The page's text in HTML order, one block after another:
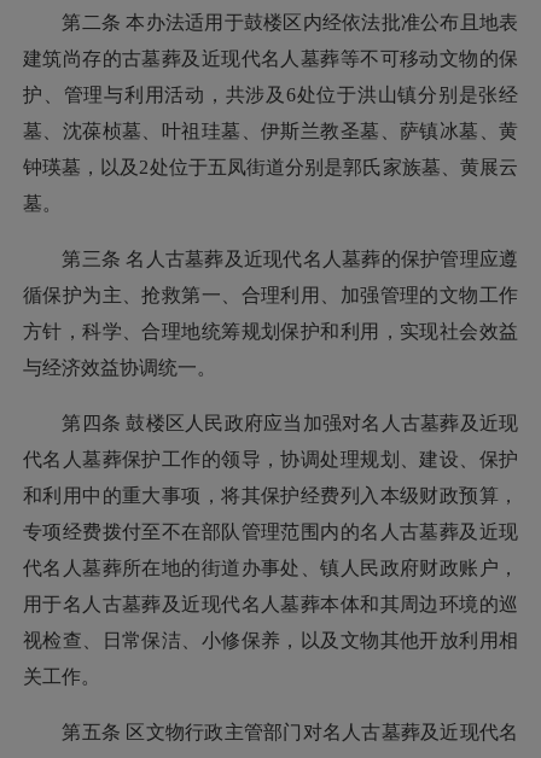
第二条 本办法适用于鼓楼区内经依法批准公布且地表
建筑尚存的古墓葬及近现代名人墓葬等不可移动文物的保
护、管理与利用活动，共涉及6处位于洪山镇分别是张经
墓、沈葆桢墓、叶祖珪墓、伊斯兰教圣墓、萨镇冰墓、黄
钟瑛墓，以及2处位于五凤街道分别是郭氏家族墓、黄展云
墓。
第三条 名人古墓葬及近现代名人墓葬的保护管理应遵
循保护为主、抢救第一、合理利用、加强管理的文物工作
方针，科学、合理地统筹规划保护和利用，实现社会效益
与经济效益协调统一。
第四条 鼓楼区人民政府应当加强对名人古墓葬及近现
代名人墓葬保护工作的领导，协调处理规划、建设、保护
和利用中的重大事项，将其保护经费列入本级财政预算，
专项经费拨付至不在部队管理范围内的名人古墓葬及近现
代名人墓葬所在地的街道办事处、镇人民政府财政账户，
用于名人古墓葬及近现代名人墓葬本体和其周边环境的巡
视检查、日常保洁、小修保养，以及文物其他开放利用相
关工作。
第五条 区文物行政主管部门对名人古墓葬及近现代名